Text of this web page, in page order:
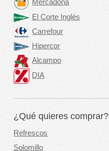
Mercadona
El Corte Inglés
Carrefour
Hipercor
Alcampo
DIA
¿Qué quieres comprar?
Refrescos
Solomillo